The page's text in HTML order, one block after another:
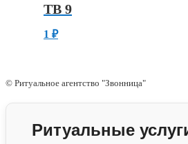
ТВ 9
1 ₽
© Ритуальное агентство "Звонница"
Ритуальные